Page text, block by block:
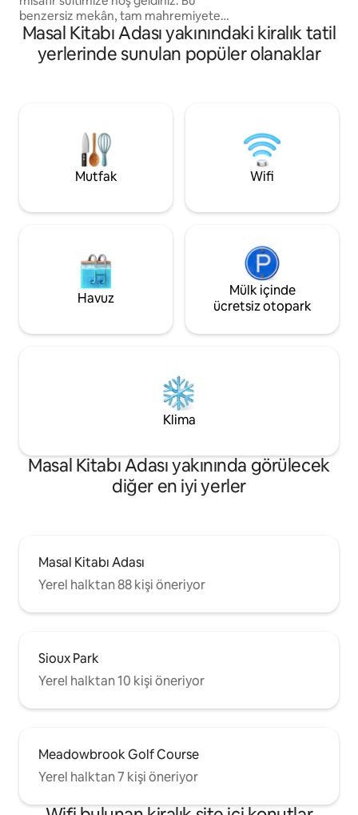
benzersiz mekân, tam mahremiyete
sahip bir jakuzi (2 metrelik bir çitle çevrili),
buğu çözücü bir LED makyaj aynası, tam
boy bir çamaşır makinesi ve kurutucu ve
restoranlarının yakınında yer alır, aynı
zamanda önemli turistik yerlere arabayla
kısa bir mesafededir. Hemen
rezervasyon yapın ve benzersiz bir
yüksek hızlı
banyo. Gazlı
makinesi/
akşam yemeğine
yaşam Geceleri
Masal Kitabı Adası yakınındaki kiralık tatil
yerlerinde sunulan popüler olanaklar
Mutfak Wifi
Havuz
Mülk içinde
ücretsiz otopark
Klima
Masal Kitabı Adası yakınında görülecek
diğer en iyi yerler
Masal Kitabı Adası
Yerel halktan 88 kişi öneriyor
Sioux Park
Yerel halktan 10 kişi öneriyor
Meadowbrook Golf Course
Yerel halktan 7 kişi öneriyor